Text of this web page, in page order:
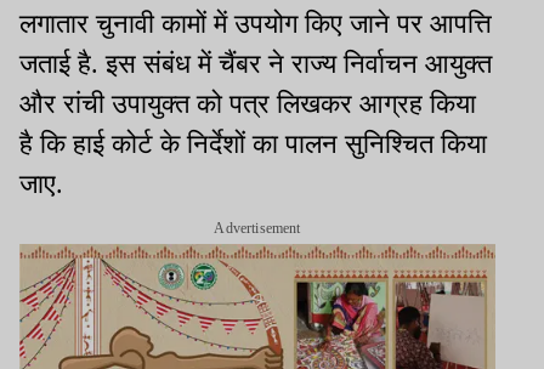
लगातार चुनावी कामों में उपयोग किए जाने पर आपत्ति
जताई है. इस संबंध में चैंबर ने राज्य निर्वाचन आयुक्त
और रांची उपायुक्त को पत्र लिखकर आग्रह किया
है कि हाई कोर्ट के निर्देशों का पालन सुनिश्चित किया
जाए.
Advertisement